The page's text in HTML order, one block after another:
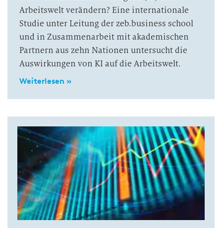
Arbeitswelt verändern? Eine internationale
Studie unter Leitung der zeb.business school
und in Zusammenarbeit mit akademischen
Partnern aus zehn Nationen untersucht die
Auswirkungen von KI auf die Arbeitswelt.
Weiterlesen »